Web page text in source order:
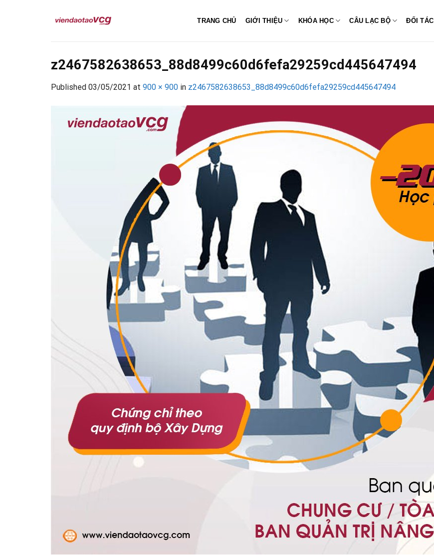
TRANG CHỦ GIỚI THIỆU KHÓA HỌC CÂU LẠC BỘ ĐỐI TÁC
z2467582638653_88d8499c60d6fefa29259cd445647494
Published 03/05/2021 at 900 × 900 in z2467582638653_88d8499c60d6fefa29259cd445647494